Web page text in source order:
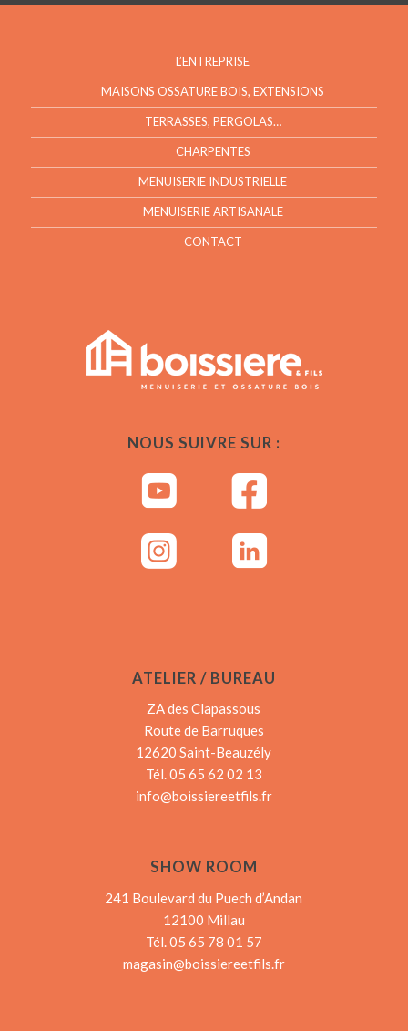
L’ENTREPRISE
MAISONS OSSATURE BOIS, EXTENSIONS
TERRASSES, PERGOLAS…
CHARPENTES
MENUISERIE INDUSTRIELLE
MENUISERIE ARTISANALE
CONTACT
NOUS SUIVRE SUR :
ATELIER / BUREAU
ZA des Clapassous
Route de Barruques
12620 Saint-Beauzély
Tél. 05 65 62 02 13
info@boissiereetfils.fr
SHOW ROOM
241 Boulevard du Puech d’Andan
12100 Millau
Tél. 05 65 78 01 57
magasin@boissiereetfils.fr